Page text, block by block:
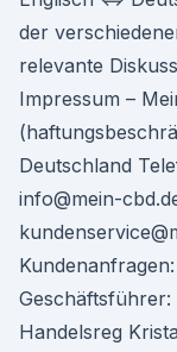
der
relevante
Impressum –
Deutschland
info@mein-
Geschäftsführer:
Handelsreg